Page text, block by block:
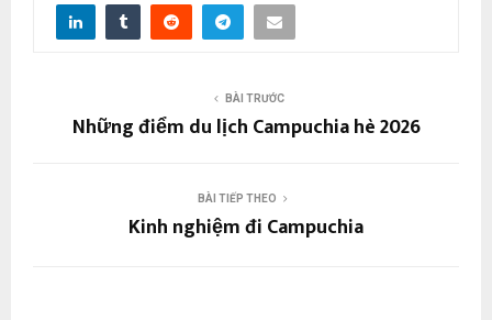
BÀI TRƯỚC
Những điểm du lịch Campuchia hè 2026
BÀI TIẾP THEO
Kinh nghiệm đi Campuchia